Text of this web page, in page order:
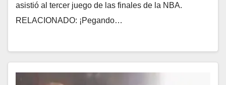
asistió al tercer juego de las finales de la NBA.
RELACIONADO: ¡Pegando…